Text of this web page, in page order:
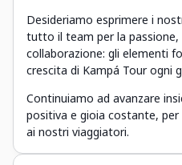
Desideriamo esprimere i
tutto il team per la passione,
collaborazione: gli elementi
crescita di Kampá Tour ogni
Continuiamo ad avanzare
positiva e gioia costante,
ai nostri viaggiatori.